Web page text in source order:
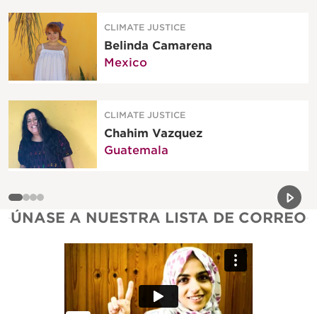
CLIMATE JUSTICE
Belinda Camarena
Mexico
CLIMATE JUSTICE
Chahim Vazquez
Guatemala
Next
ÚNASE A NUESTRA LISTA DE CORREO